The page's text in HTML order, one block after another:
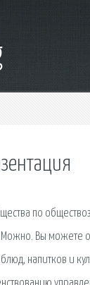
по
Вы можете
напитков и